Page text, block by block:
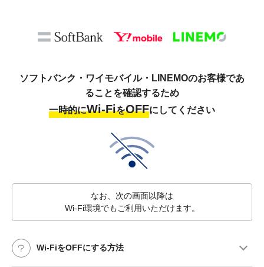
ソフトバンク・ワイモバイル・LINEMOのお客様であ
ることを確認するため
一時的にWi-FiをOFFにしてください
なお、次の画面以降は
Wi-Fi環境でもご利用いただけます。
Wi-FiをOFFにする方法